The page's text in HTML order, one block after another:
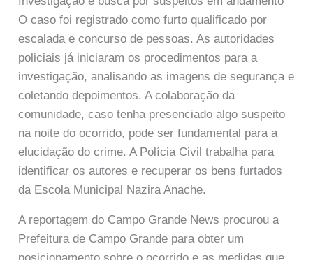
O caso foi registrado como furto qualificado por
escalada e concurso de pessoas. As autoridades
policiais já iniciaram os procedimentos para a
investigação, analisando as imagens de segurança e
coletando depoimentos. A colaboração da
comunidade, caso tenha presenciado algo suspeito
na noite do ocorrido, pode ser fundamental para a
elucidação do crime. A Polícia Civil trabalha para
identificar os autores e recuperar os bens furtados
da Escola Municipal Nazira Anache.
A reportagem do Campo Grande News procurou a
Prefeitura de Campo Grande para obter um
posicionamento sobre o ocorrido e as medidas que